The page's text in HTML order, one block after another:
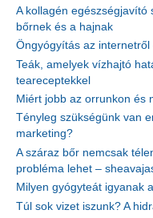
A kollagén egészségjavító
bőrnek és a hajnak
Öngyógyítás az
Teák, amelyek vízhajtó
teareceptekkel
Miért jobb az orrunkon és
Tényleg szükségünk van
marketing?
A száraz bőr nemcsak
probléma lehet –
Milyen gyógyteát igyanak
Túl sok vizet iszunk? A